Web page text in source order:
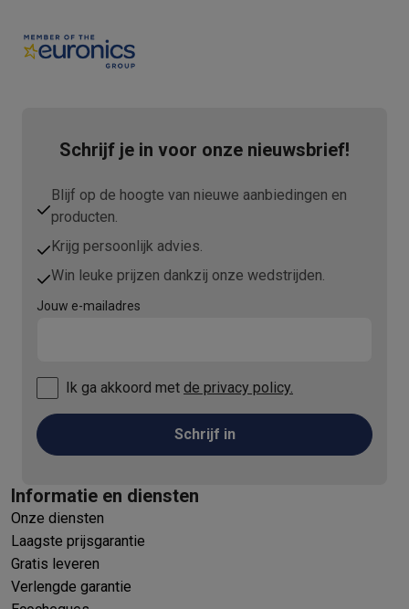
Schrijf je in voor onze nieuwsbrief!
Blijf op de hoogte van nieuwe aanbiedingen en
producten.
Krijg persoonlijk advies.
Win leuke prijzen dankzij onze wedstrijden.
Jouw e-mailadres
Ik ga akkoord met de privacy policy.
Schrijf in
Informatie en diensten
Onze diensten
Laagste prijsgarantie
Gratis leveren
Verlengde garantie